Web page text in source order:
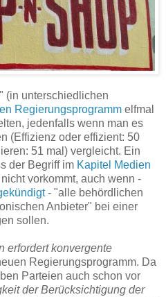
(in unterschiedlichen
Regierungsprogramm elfmal
jedenfalls wenn man es
(Effizienz oder effizient: 50
51 mal) vergleicht. Ein
der Begriff im Kapitel Medien
vorkommt, auch wenn -
- "alle behördlichen
Anbieter" bei einer
sollen.
erfordert konvergente
Regierungsprogramm. Da
Parteien auch schon vor
der Berücksichtigung der